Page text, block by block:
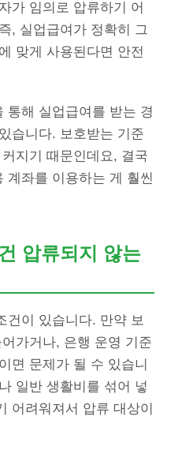
가 임의로 압류하기 어
, 실업급여가 정확히 그
맞게 사용된다면 안전
통해 실업급여를 받는 경
습니다. 보호받는 기준
지기 때문인데요, 결국
계좌를 이용하는 게 훨씬
압류되지 않는
건이 있습니다. 만약 보
가거나, 은행 운영 기준
면 문제가 될 수 있습니
일반 생활비를 섞어 넣
어려워져서 압류 대상이